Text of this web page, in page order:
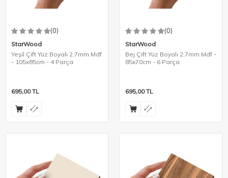
(0)
StarWood
Yeşil Çift Yüz Boyalı 2.7mm Mdf
- 105x85cm - 4 Parça
695,00TL
(0)
StarWood
Bej Çift Yüz Boyalı 2.7mm Mdf -
85x70cm - 6 Parça
695,00TL